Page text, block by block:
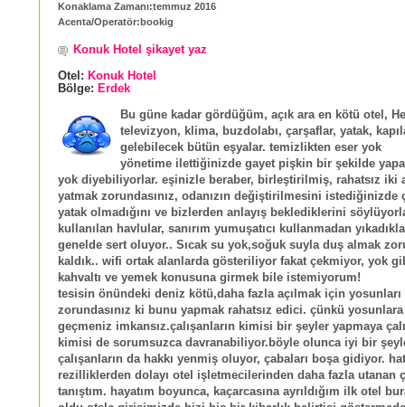
Konaklama Zamanı:temmuz 2016
Acenta/Operatör:bookig
Konuk Hotel şikayet yaz
Otel: Konuk Hotel
Bölge: Erdek
Bu güne kadar gördüğüm, açık ara en kötü otel,
televizyon, klima, buzdolabı, çarşaflar, yatak,
gelebilecek bütün eşyalar. temizlikten eser yok
yönetime ilettiğinizde gayet pişkin bir şekilde
yok diyebiliyorlar. eşinizle beraber, birleştirilmiş, rahatsız iki
yatmak zorundasınız, odanızın değiştirilmesini
yatak olmadığını ve bizlerden anlayış beklediklerini
kullanılan havlular, sanırım yumuşatıcı kullanmadan
genelde sert oluyor.. Sıcak su yok,soğuk suyla duş almak
kaldık.. wifi ortak alanlarda gösteriliyor fakat çekmiyor, yok
kahvaltı ve yemek konusuna girmek bile istemiyorum!
tesisin önündeki deniz kötü,daha fazla açılmak için yosunları
zorundasınız ki bunu yapmak rahatsız edici. çünkü
geçmeniz imkansız.çalışanların kimisi bir şeyler yapmaya
kimisi de sorumsuzca davranabiliyor.böyle olunca iyi bir
çalışanların da hakkı yenmiş oluyor, çabaları boşa gidiyor.
rezilliklerden dolayı otel işletmecilerinden daha fazla utanan
tanıştım. hayatım boyunca, kaçarcasına ayrıldığım ilk otel